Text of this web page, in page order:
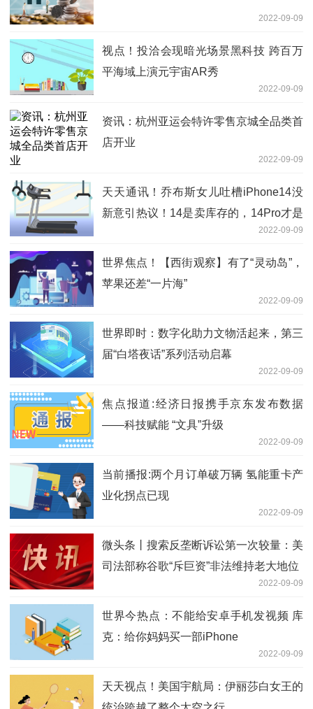
2022-09-09
视点！投洽会现暗光场景黑科技 跨百万
平海域上演元宇宙AR秀
2022-09-09
资讯：杭州亚运会特许零售京城全品类首
店开业
2022-09-09
天天通讯！乔布斯女儿吐槽iPhone14没
新意引热议！14是卖库存的，14Pro才是
2022-09-09
世界焦点！【西街观察】有了“灵动岛”，
苹果还差“一片海”
2022-09-09
世界即时：数字化助力文物活起来，第三
届“白塔夜话”系列活动启幕
2022-09-09
焦点报道:经济日报携手京东发布数据
——科技赋能 “文具”升级
2022-09-09
当前播报:两个月订单破万辆 氢能重卡产
业化拐点已现
2022-09-09
微头条丨搜索反垄断诉讼第一次较量：美
司法部称谷歌“斥巨资”非法维持老大地位
2022-09-09
世界今热点：不能给安卓手机发视频 库
克：给你妈妈买一部iPhone
2022-09-09
天天视点！美国宇航局：伊丽莎白女王的